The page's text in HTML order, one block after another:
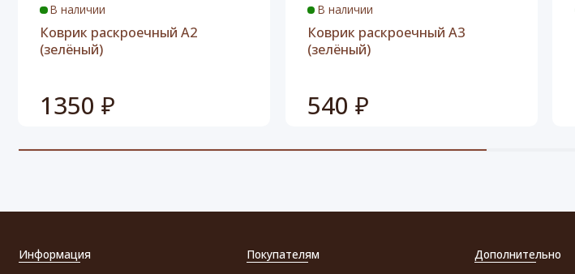
В наличии
Коврик раскроечный A2
(зелёный)
1350 ₽
В наличии
Коврик раскроечный A3
(зелёный)
540 ₽
Информация Покупателям Дополнительно